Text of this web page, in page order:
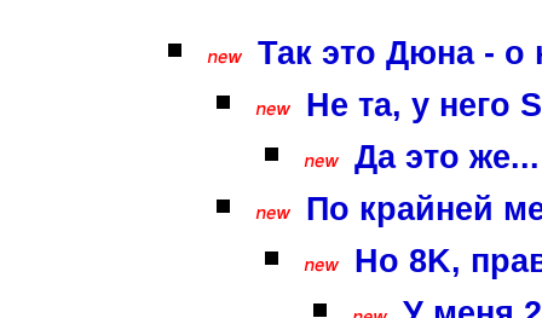
Так это Дюна - о
Не та, у него
Да это
По крайней
Но 8K,